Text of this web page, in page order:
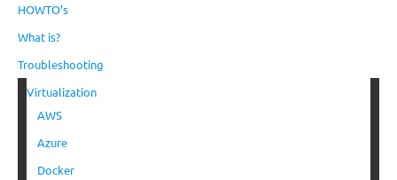
HOWTO’s
What is?
Troubleshooting
Virtualization
AWS
Azure
Docker